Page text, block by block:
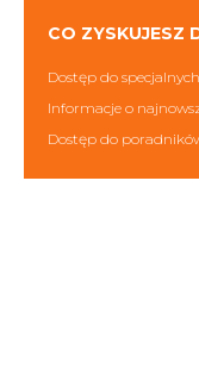
CO ZYSKUJESZ
Dostęp do
Informacje o
Dostęp do